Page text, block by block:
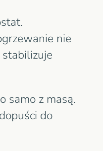
nie
samo z masą.
do